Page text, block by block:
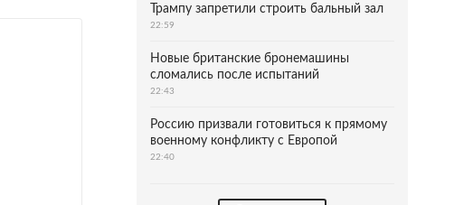
Трампу запретили строить бальный зал
22:59
Новые британские бронемашины
сломались после испытаний
22:43
Россию призвали готовиться к прямому
военному конфликту с Европой
22:40